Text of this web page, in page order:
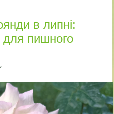
в липні:
для пишного